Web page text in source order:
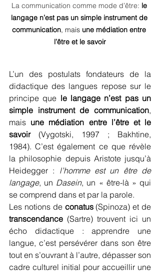
La communication comme mode d’être: le
langage n’est pas un simple instrument de
communication, mais une médiation entre
l’être et le savoir
L’un des postulats fondateurs de la
didactique des langues repose sur le
principe que le langage n’est pas un
simple instrument de communication,
mais une médiation entre l’être et le
savoir (Vygotski, 1997 ; Bakhtine,
1984). C’est également ce que révèle
la philosophie depuis Aristote jusqu’à
Heidegger : l’homme est un être de
langage, un Dasein, un « être-là » qui
se comprend dans et par la parole.
Les notions de conatus
transcendance (Sartre) trouvent ici un
écho didactique : apprendre une
langue, c’est persévérer dans son être
tout en s’ouvrant à l’autre, dépasser son
cadre culturel initial pour accueillir une